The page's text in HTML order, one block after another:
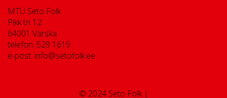
MTÜ Seto Folk
Pikk tn 12
64001 Värska
telefon: 529 1619
e-post: info@setofolk.ee
© 2024 Seto Folk |